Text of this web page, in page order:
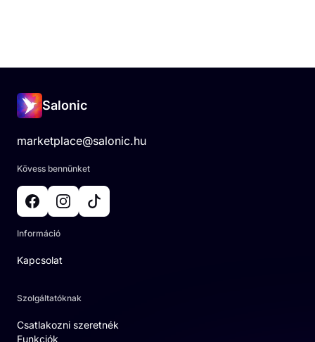
Salonic
marketplace@salonic.hu
Kövess bennünket
Információ
Kapcsolat
Szolgáltatóknak
Csatlakozni szeretnék
Funkciók